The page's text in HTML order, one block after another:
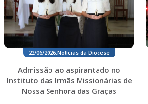
22/06/2026.Notícias da Diocese
Admissão ao aspirantado no
Instituto das Irmãs Missionárias de
Nossa Senhora das Graças